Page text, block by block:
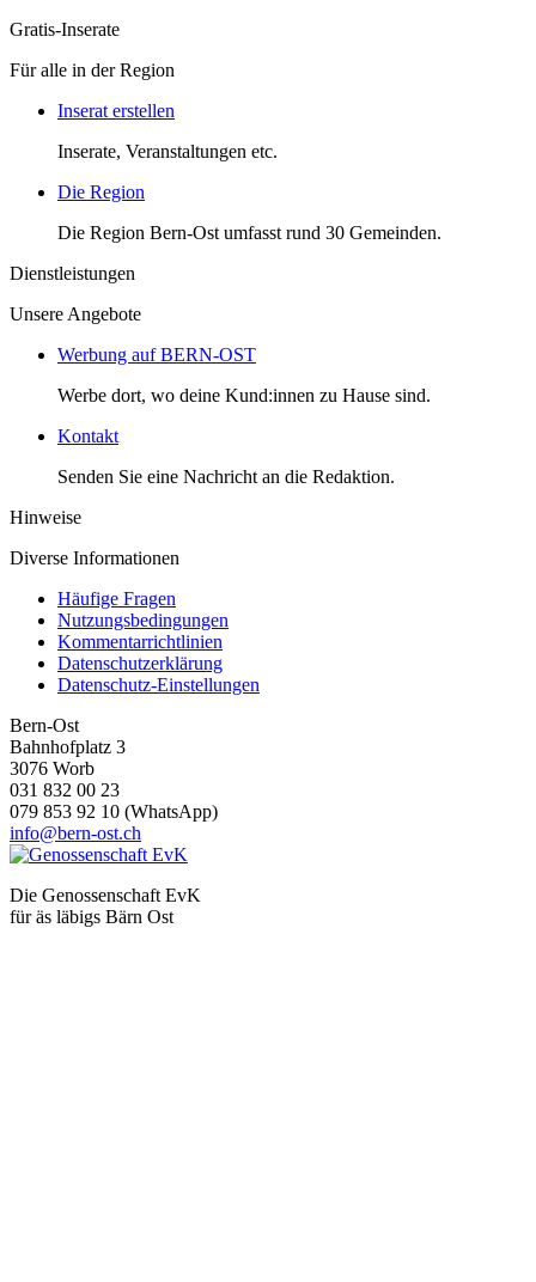
Gratis-Inserate
Für alle in der Region
Inserat erstellen
Inserate, Veranstaltungen etc.
Die Region
Die Region Bern-Ost umfasst rund 30 Gemeinden.
Dienstleistungen
Unsere Angebote
Werbung auf BERN-OST
Werbe dort, wo deine Kund:innen zu Hause sind.
Kontakt
Senden Sie eine Nachricht an die Redaktion.
Hinweise
Diverse Informationen
Häufige Fragen
Nutzungsbedingungen
Kommentarrichtlinien
Datenschutzerklärung
Datenschutz-Einstellungen
Bern-Ost
Bahnhofplatz 3
3076 Worb
031 832 00 23
079 853 92 10 (WhatsApp)
info@bern-ost.ch
Die Genossenschaft EvK
für äs läbigs Bärn Ost